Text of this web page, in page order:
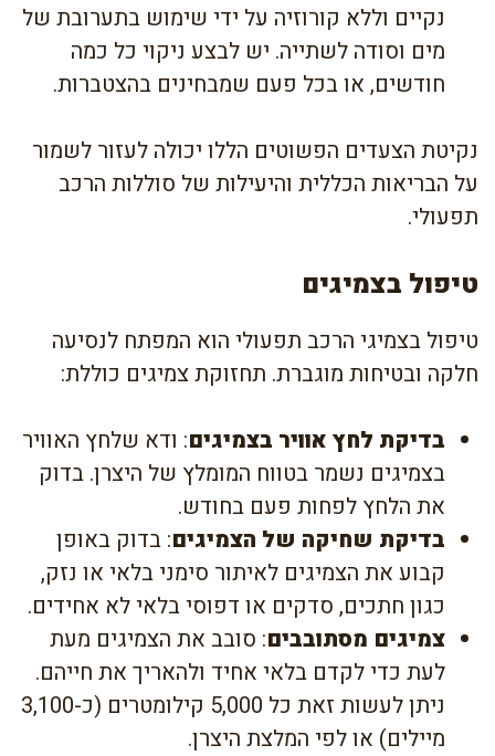
נקיים וללא קורוזיה על ידי שימוש בתערובת של
מים וסודה לשתייה. יש לבצע ניקוי כל כמה
חודשים, או בכל פעם שמבחינים בהצטברות.
נקיטת הצעדים הפשוטים הללו יכולה לעזור לשמור
על הבריאות הכללית והיעילות של סוללות הרכב
תפעולי.
טיפול בצמיגים
טיפול בצמיגי הרכב תפעולי הוא המפתח לנסיעה
חלקה ובטיחות מוגברת. תחזוקת צמיגים כוללת:
בדיקת לחץ אוויר בצמיגים: ודא שלחץ האוויר
בצמיגים נשמר בטווח המומלץ של היצרן. בדוק
את הלחץ לפחות פעם בחודש.
בדיקת שחיקה של הצמיגים: בדוק באופן
קבוע את הצמיגים לאיתור סימני בלאי או נזק,
כגון חתכים, סדקים או דפוסי בלאי לא אחידים.
צמיגים מסתובבים: סובב את הצמיגים מעת
לעת כדי לקדם בלאי אחיד ולהאריך את חייהם.
ניתן לעשות זאת כל 5,000 קילומטרים (כ-3,100
מיילים) או לפי המלצת היצרן.